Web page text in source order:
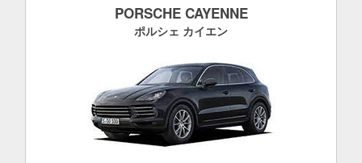
PORSCHE CAYENNE
ポルシェ カイエン